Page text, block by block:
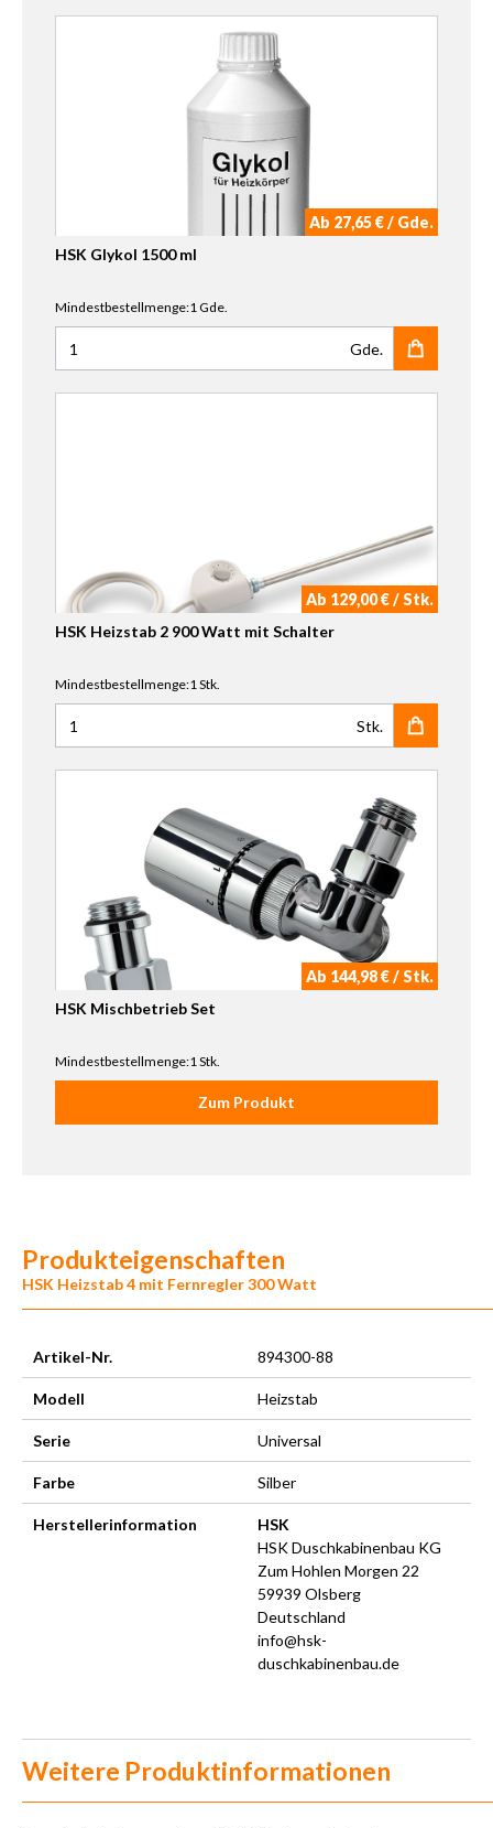
Ab 27,65 € / Gde.
HSK Glykol 1500 ml
Mindestbestellmenge:1 Gde.
Anzahl für HSK Glykol 1500 ml
Gde.
Ab 129,00 € / Stk.
HSK Heizstab 2 900 Watt mit Schalter
Mindestbestellmenge:1 Stk.
Anzahl für HSK Heizstab 2 900 Watt mit Schalter
Stk.
Ab 144,98 € / Stk.
HSK Mischbetrieb Set
Mindestbestellmenge:1 Stk.
Zum Produkt
Produkteigenschaften
HSK Heizstab 4 mit Fernregler 300 Watt
Artikel-Nr. 894300-88
Modell Heizstab
Serie Universal
Farbe Silber
Herstellerinformation
HSK
HSK Duschkabinenbau KG
Zum Hohlen Morgen 22
59939 Olsberg
Deutschland
info@hsk-
duschkabinenbau.de
Weitere Produktinformationen